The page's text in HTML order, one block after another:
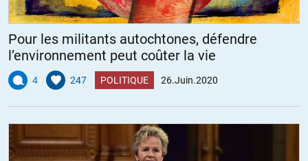
Pour les militants autochtones, défendre
l’environnement peut coûter la vie
4 247 POLITIQUE 26.Juin.2020